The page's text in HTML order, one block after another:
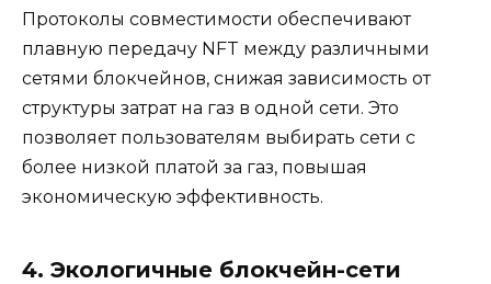
Протоколы совместимости обеспечивают
плавную передачу NFT между различными
сетями блокчейнов, снижая зависимость от
структуры затрат на газ в одной сети. Это
позволяет пользователям выбирать сети с
более низкой платой за газ, повышая
экономическую эффективность.
4. Экологичные блокчейн-сети